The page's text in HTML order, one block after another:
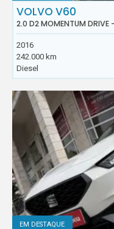
VOLVO V60
2.0 D2 MOMENTUM
2016
242.000 km
Diesel
EM DESTAQUE